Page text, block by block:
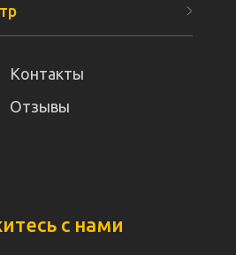
Контакты
Отзывы
с нами